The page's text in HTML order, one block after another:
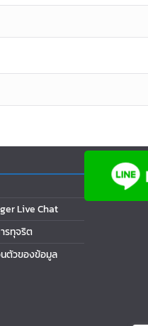
Live Chat
รทุจริต
ตัวของข้อมูล